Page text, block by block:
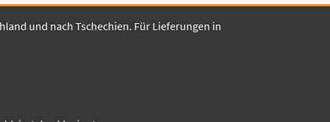
und nach Tschechien. Für Lieferungen in